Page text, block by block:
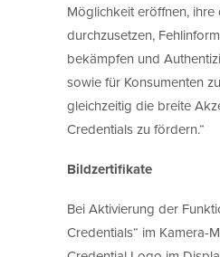
Möglichkeit eröffnen, ihre
durchzusetzen,
bekämpfen und
sowie für Konsumenten
gleichzeitig die breite
Credentials zu fördern.“
Bildzertifikate
Bei Aktivierung der
Credentials“ im Kamera-